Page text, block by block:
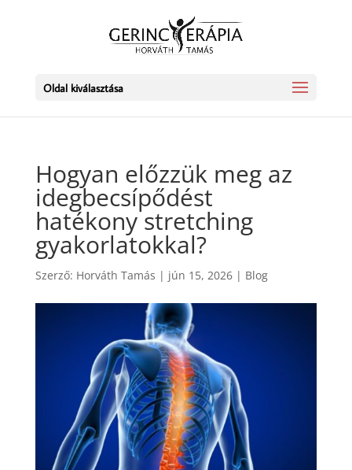
Oldal kiválasztása
Hogyan előzzük meg az
idegbecsípődést
hatékony stretching
gyakorlatokkal?
Szerző: Horváth Tamás | jún 15, 2026| Blog